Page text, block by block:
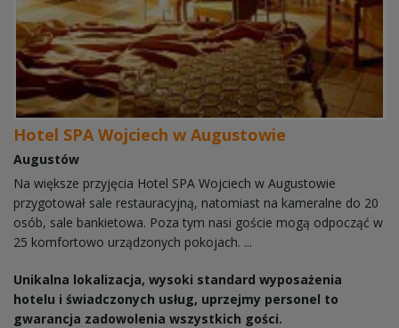
Hotel SPA Wojciech w Augustowie
Augustów
Na większe przyjęcia Hotel SPA Wojciech w Augustowie
przygotował sale restauracyjną, natomiast na kameralne do 20
osób, sale bankietowa. Poza tym nasi goście mogą odpocząć w
25 komfortowo urządzonych pokojach. ...
Unikalna lokalizacja, wysoki standard wyposażenia
hotelu i świadczonych usług, uprzejmy personel to
gwarancja zadowolenia wszystkich gości.